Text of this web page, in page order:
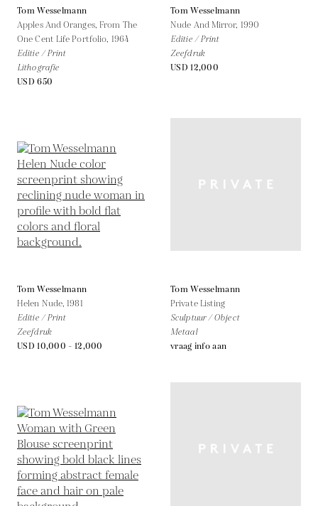
Tom Wesselmann
Apples And Oranges, From The
One Cent Life Portfolio, 1964
Editie / Print
Lithografie
USD 650
Tom Wesselmann
Nude And Mirror, 1990
Editie / Print
Zeefdruk
USD 12,000
Tom Wesselmann
Helen Nude,1981
Editie / Print
Zeefdruk
USD 10,000 - 12,000
Tom Wesselmann
Private Listing
Sculptuur / Object
Metaal
vraag info aan